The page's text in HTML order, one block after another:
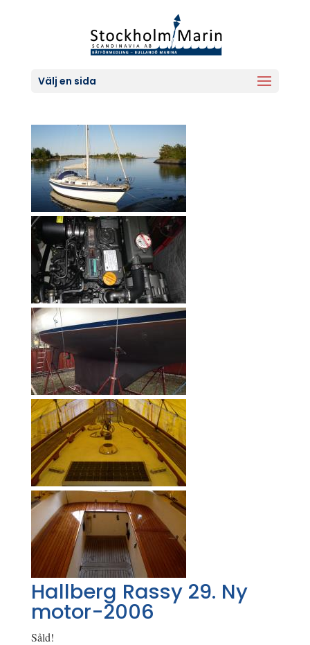
Välj en sida
Hallberg Rassy 29. Ny
motor-2006
Såld!